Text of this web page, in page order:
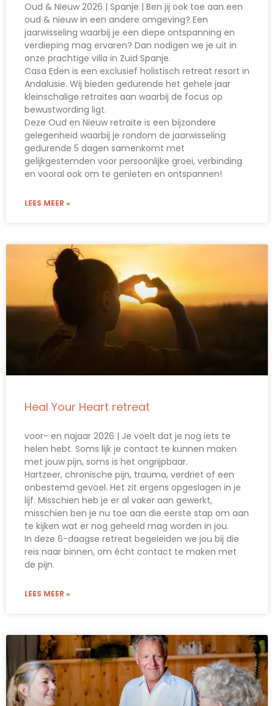
Oud & Nieuw 2026 | Spanje | Ben jij ook toe aan een
oud & nieuw in een andere omgeving? Een
jaarwisseling waarbij je een diepe ontspanning en
verdieping mag ervaren? Dan nodigen we je uit in
onze prachtige villa in Zuid Spanje.
Casa Eden is een exclusief holistisch retreat resort in
Andalusie. Wij bieden gedurende het gehele jaar
kleinschalige retraites aan waarbij de focus op
bewustwording ligt.
Deze Oud en Nieuw retraite is een bijzondere
gelegenheid waarbij je rondom de jaarwisseling
gedurende 5 dagen samenkomt met
gelijkgestemden voor persoonlijke groei, verbinding
en vooral ook om te genieten en ontspannen!
LEES MEER »
Heal Your Heart retreat
voor- en najaar 2026 | Je voelt dat je nog iets te
helen hebt. Soms lijk je contact te kunnen maken
met jouw pijn, soms is het ongrijpbaar.
Hartzeer, chronische pijn, trauma, verdriet of een
onbestemd gevoel. Het zit ergens opgeslagen in je
lijf. Misschien heb je er al vaker aan gewerkt,
misschien ben je nu toe aan die eerste stap om aan
te kijken wat er nog geheeld mag worden in jou.
In deze 6-daagse retreat begeleiden we jou bij die
reis naar binnen, om écht contact te maken met
de pijn.
LEES MEER »